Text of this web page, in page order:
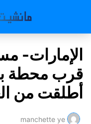
الإمارات-
قرب محطة
أطلقت من
manchette ye